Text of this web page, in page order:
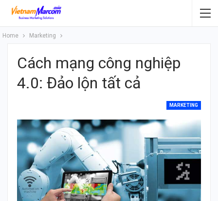
Home Marketing
Cách mạng công nghiệp
4.0: Đảo lộn tất cả
MARKETING